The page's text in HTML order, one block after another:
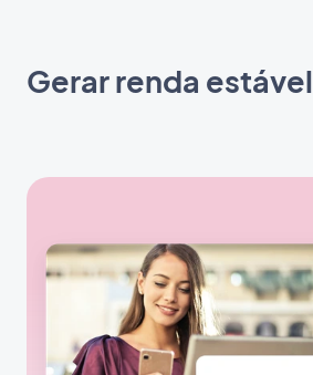
Gerar renda estável